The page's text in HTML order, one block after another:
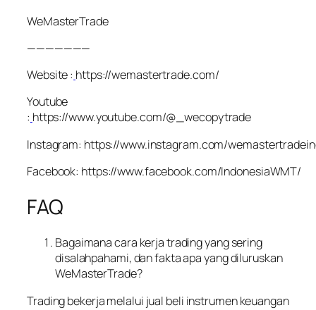
WeMasterTrade
———————
Website : https://wemastertrade.com/
Youtube
: https://www.youtube.com/@_wecopytrade
Instagram: https://www.instagram.com/
Facebook: https://www.facebook.com/IndonesiaWMT/
FAQ
Bagaimana cara kerja trading yang sering
disalahpahami, dan fakta apa yang diluruskan
WeMasterTrade?
Trading bekerja melalui jual beli instrumen keuangan